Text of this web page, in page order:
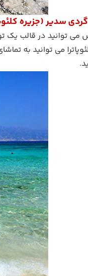
سدیر (جزیره
می توانید در قالب یک
می توانید به